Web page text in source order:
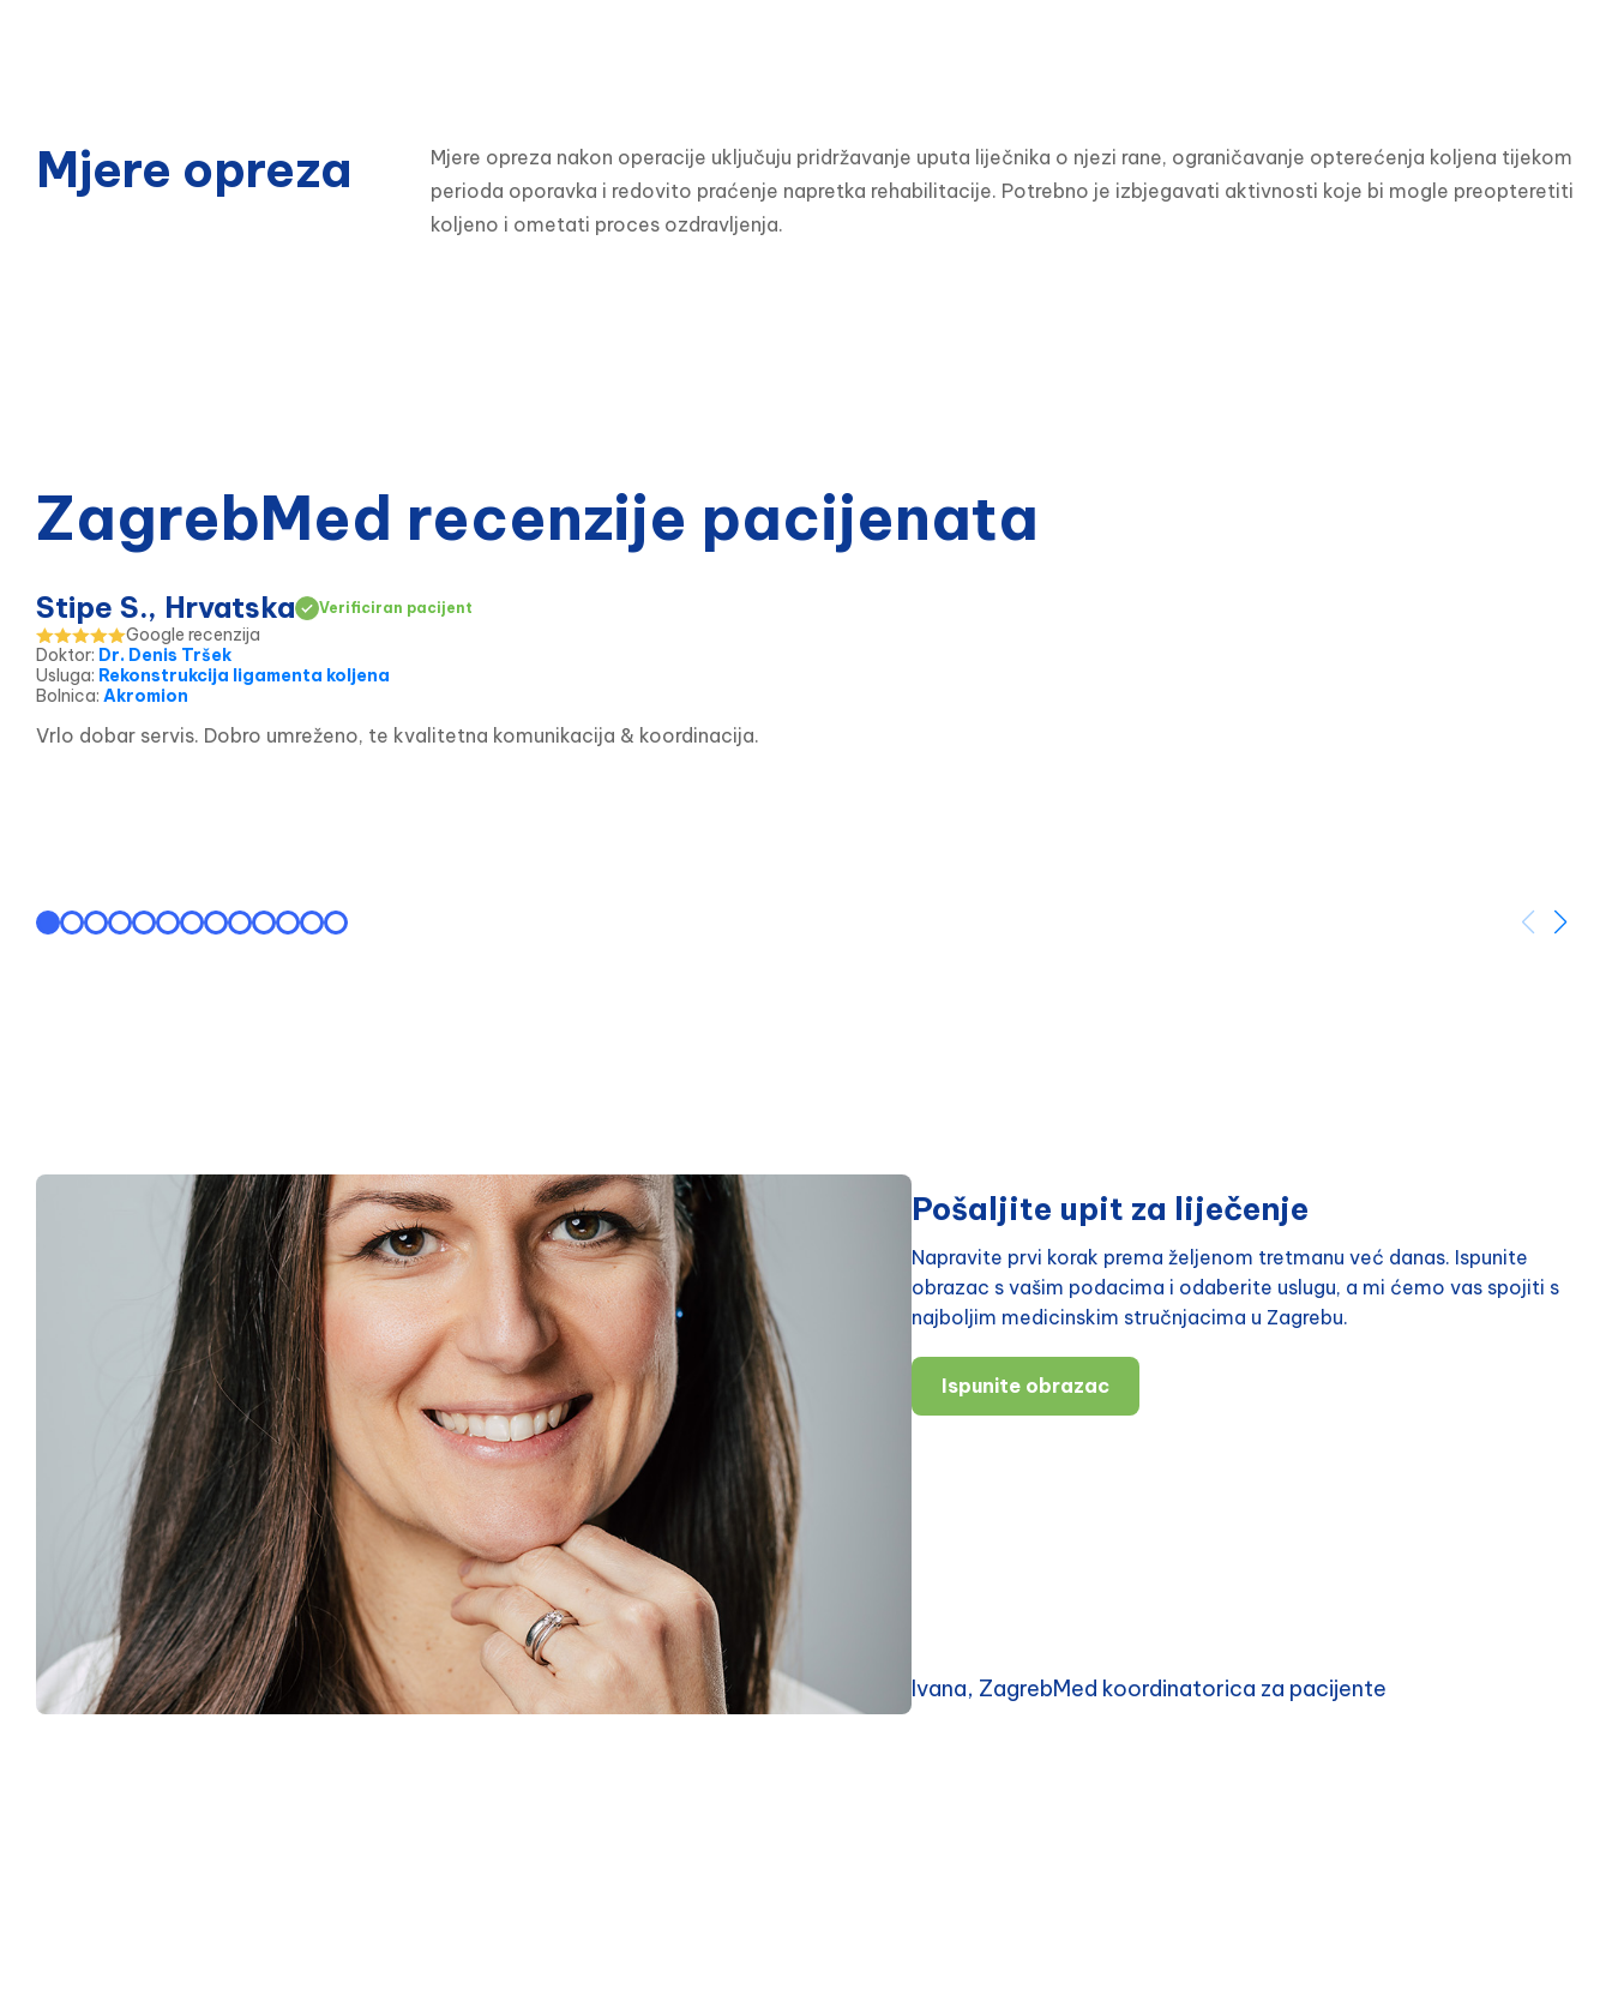
Mjere opreza
Mjere opreza nakon operacije uključuju pridržavanje uputa liječnika o njezi rane, ograničavanje opterećenja koljena tijekom
perioda oporavka i redovito praćenje napretka rehabilitacije. Potrebno je izbjegavati aktivnosti koje bi mogle preopteretiti
koljeno i ometati proces ozdravljenja.
ZagrebMed recenzije pacijenata
Stipe S., Hrvatska Verificiran pacijent
Google recenzija
Doktor: Dr. Denis Tršek
Usluga: Rekonstrukcija ligamenta koljena
Bolnica: Akromion
Vrlo dobar servis. Dobro umreženo, te kvalitetna komunikacija & koordinacija.
Pošaljite upit za liječenje
Napravite prvi korak prema željenom tretmanu već danas. Ispunite
obrazac s vašim podacima i odaberite uslugu, a mi ćemo vas spojiti s
najboljim medicinskim stručnjacima u Zagrebu.
Ispunite obrazac
Ivana, ZagrebMed koordinatorica za pacijente